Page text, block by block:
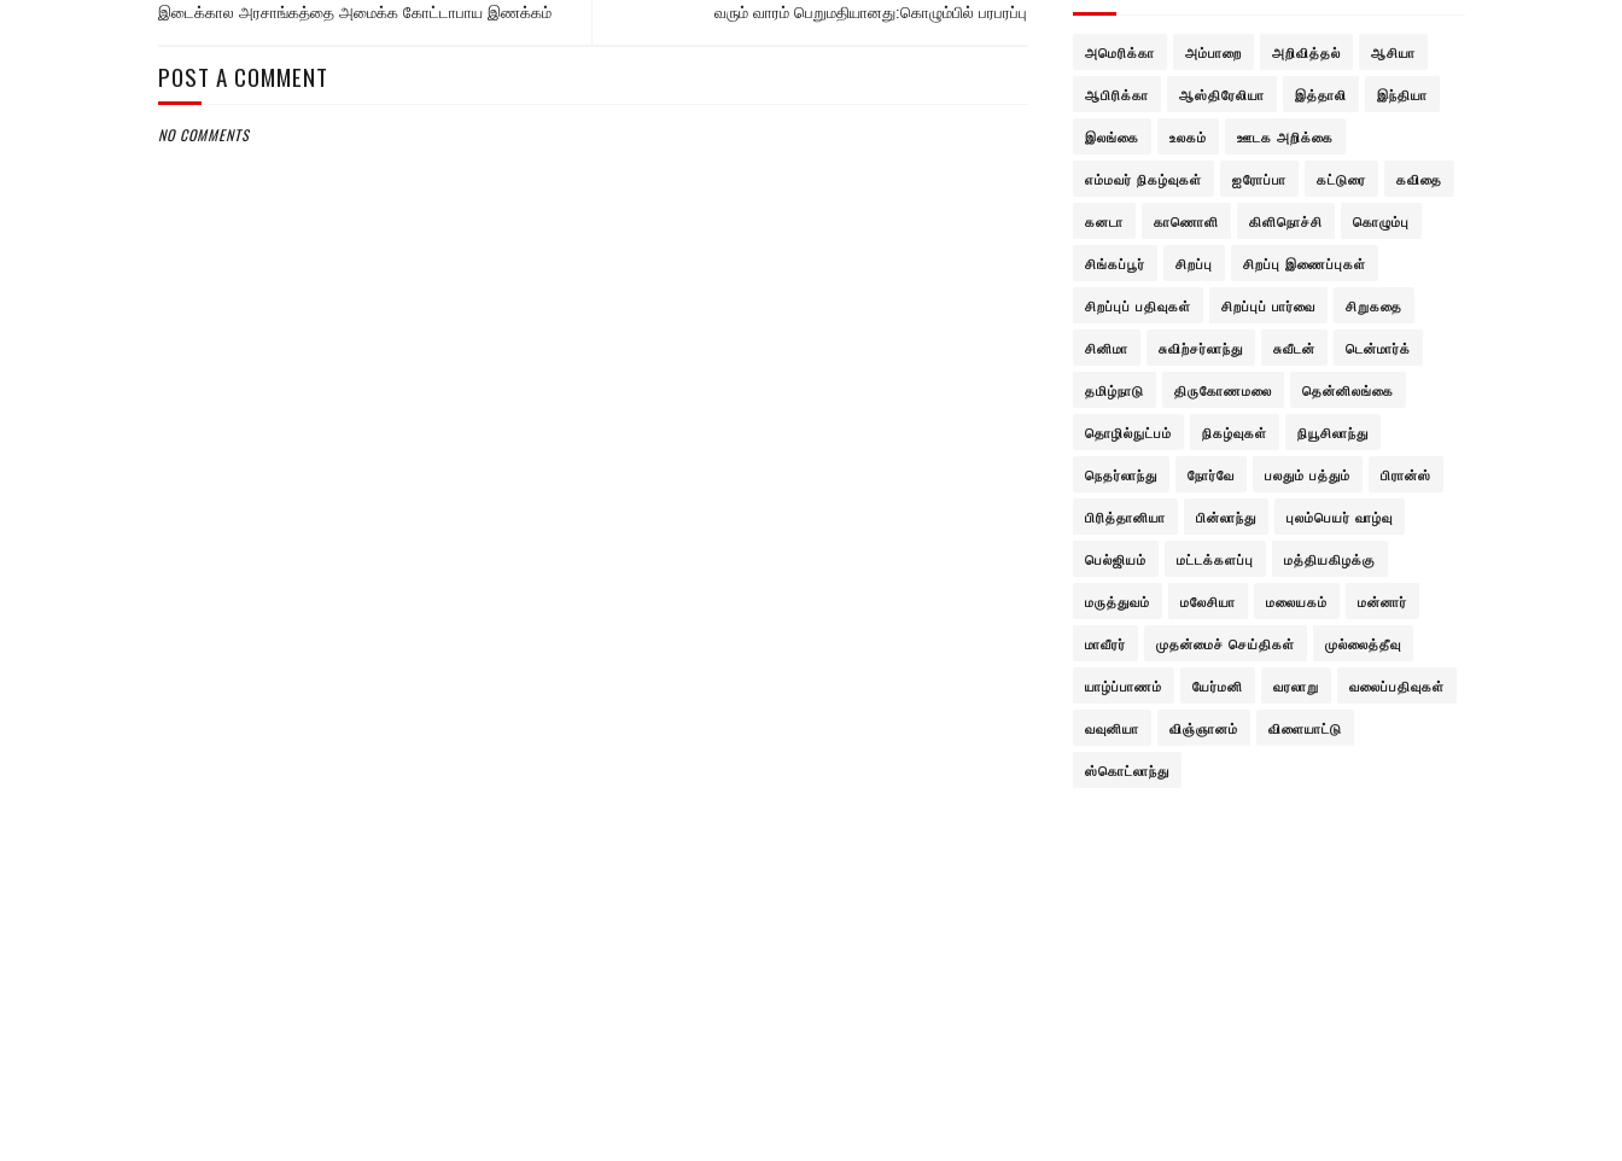
வரும் வாரம் பெறுமதியானது:கொழும்பில் பரபரப்பு
இடைக்கால அரசாங்கத்தை அமைக்க கோட்டாபாய இணக்கம்
POST A COMMENT
NO COMMENTS
அமெரிக்கா அம்பாறை அறிவித்தல் ஆசியா
ஆபிரிக்கா ஆஸ்திரேலியா இத்தாலி இந்தியா
இலங்கை உலகம் ஊடக அறிக்கை
எம்மவர் நிகழ்வுகள் ஐரோப்பா கட்டுரை கவிதை
கனடா காணொளி கிளிநொச்சி கொழும்பு
சிங்கப்பூர் சிறப்பு சிறப்பு இணைப்புகள்
சிறப்புப் பதிவுகள் சிறப்புப் பார்வை சிறுகதை
சினிமா சுவிற்சர்லாந்து சுவீடன் டென்மார்க்
தமிழ்நாடு திருகோணமலை தென்னிலங்கை
தொழில்நுட்பம் நிகழ்வுகள் நியூசிலாந்து
நெதர்லாந்து நோர்வே பலதும் பத்தும் பிரான்ஸ்
பிரித்தானியா பின்லாந்து புலம்பெயர் வாழ்வு
பெல்ஜியம் மட்டக்களப்பு மத்தியகிழக்கு
மருத்துவம் மலேசியா மலையகம் மன்னார்
மாவீரர் முதன்மைச் செய்திகள் முல்லைத்தீவு
யாழ்ப்பாணம் யேர்மனி வரலாறு வலைப்பதிவுகள்
வவுனியா விஞ்ஞானம் விளையாட்டு
ஸ்கொட்லாந்து